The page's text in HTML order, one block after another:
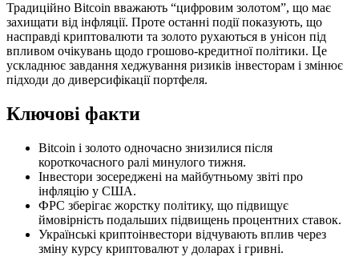
Традиційно Bitcoin вважають “цифровим золотом”, що має
захищати від інфляції. Проте останні події показують, що
насправді криптовалюти та золото рухаються в унісон під
впливом очікувань щодо грошово-кредитної політики. Це
ускладнює завдання хеджування ризиків інвесторам і змінює
підходи до диверсифікації портфеля.
Ключові факти
Bitcoin і золото одночасно знизилися після
короткочасного ралі минулого тижня.
Інвестори зосереджені на майбутньому звіті про
інфляцію у США.
ФРС зберігає жорстку політику, що підвищує
ймовірність подальших підвищень процентних ставок.
Українські криптоінвестори відчувають вплив через
зміну курсу криптовалют у доларах і гривні.